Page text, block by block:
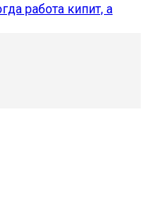
работа кипит, а